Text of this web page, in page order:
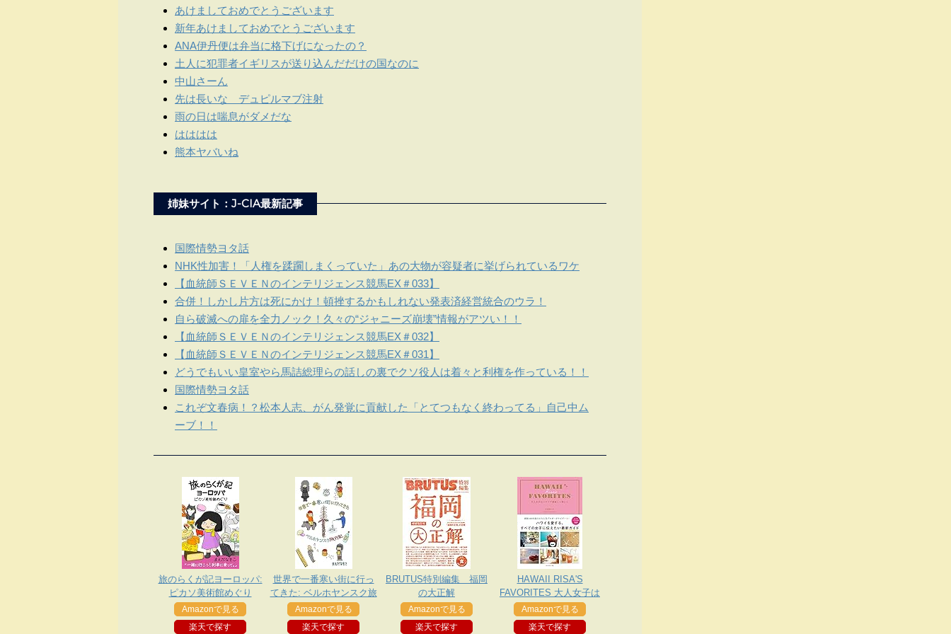
あけましておめでとうございます
新年あけましておめでとうございます
ANA伊丹便は弁当に格下げになったの？
土人に犯罪者イギリスが送り込んだだけの国なのに
中山さーん
先は長いな デュピルマブ注射
雨の日は喘息がダメだな
はははは
熊本ヤバいね
姉妹サイト：J-CIA最新記事
国際情勢ヨタ話
NHK性加害！「人権を蹂躙しまくっていた」あの大物が容疑者に挙げられているワケ
【血統師ＳＥＶＥＮのインテリジェンス競馬EX＃033】
合併！しかし片方は死にかけ！頓挫するかもしれない発表済経営統合のウラ！
自ら破滅への扉を全力ノック！久々の“ジャニーズ崩壊”情報がアツい！！
【血統師ＳＥＶＥＮのインテリジェンス競馬EX＃032】
【血統師ＳＥＶＥＮのインテリジェンス競馬EX＃031】
どうでもいい皇室やら馬詰総理らの話しの裏でクソ役人は着々と利権を作っている！！
国際情勢ヨタ話
これぞ文春病！？松本人志、がん発覚に貢献した「とてつもなく終わってる」自己中ム
ーブ！！
旅のらくが記ヨーロッパ:
ピカソ美術館めぐり
Amazonで見る
楽天で探す
世界で一番寒い街に行っ
てきた: ベルホヤンスク旅
行記
Amazonで見る
楽天で探す
BRUTUS特別編集 福岡
の大正解
Amazonで見る
楽天で探す
HAWAII RISA'S
FAVORITES 大人女子は
ハワイで美味しく美しく
Amazonで見る
楽天で探す